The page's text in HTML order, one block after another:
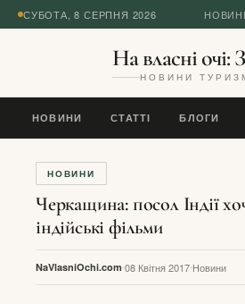
СУБОТА, 8 СЕРПНЯ 2026
На власні очі:
НОВИНИ
НОВИНИ СТАТТІ БЛОГИ
НОВИНИ
Черкащина: посол Індії
індійські фільми
NaVlasniOchi.com 08 Квітня 2017 Новини